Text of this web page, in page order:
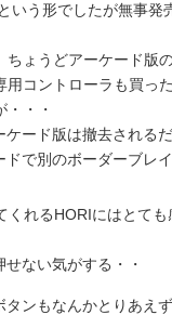
う形でしたが無事発
ょうどアーケード版
コントローラも買った
・・
ード版は撤去される
で別のボーダーブレ
くれるHORIにはとて
ない気がする・・
ンもなんかとりあえず